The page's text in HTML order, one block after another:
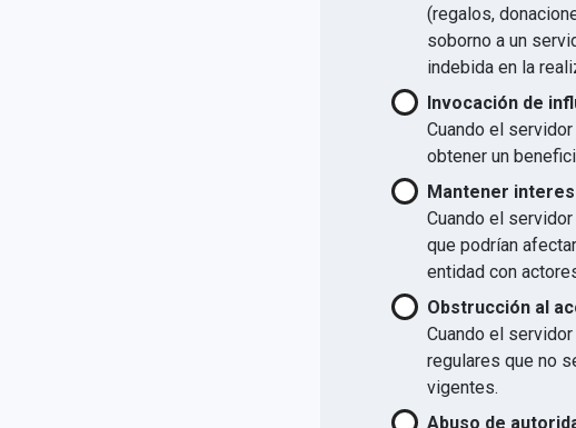
(regalos,
soborno a un
indebida en la
Invocación de
Cuando el
obtener un
Mantener
Cuando el
que podrían
entidad con
Obstrucción al
Cuando el
regulares que no
vigentes.
Abuso de